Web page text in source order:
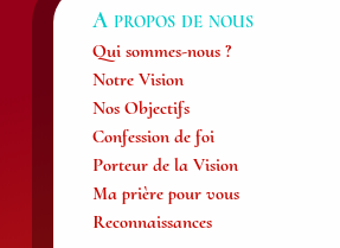
A propos de nous
Qui sommes-nous ?
Notre Vision
Nos Objectifs
Confession de foi
Porteur de la Vision
Ma prière pour vous
Reconnaissances